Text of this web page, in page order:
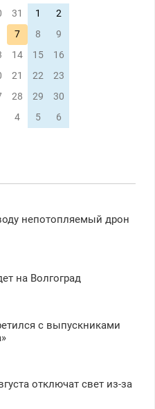
31 1
2
7 8
9
14 15
16
21 22
23
28 29
30
4 5 6
непотопляемый дрон
на Волгоград
с выпускниками
отключат свет из-за